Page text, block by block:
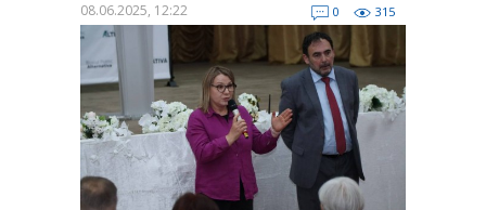
08.06.2025, 12:22 0 315